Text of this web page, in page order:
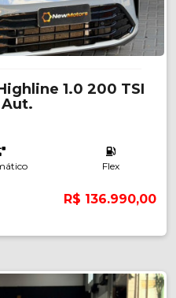
1.0 200 TSI
Aut.
Flex
R$ 136.990,00